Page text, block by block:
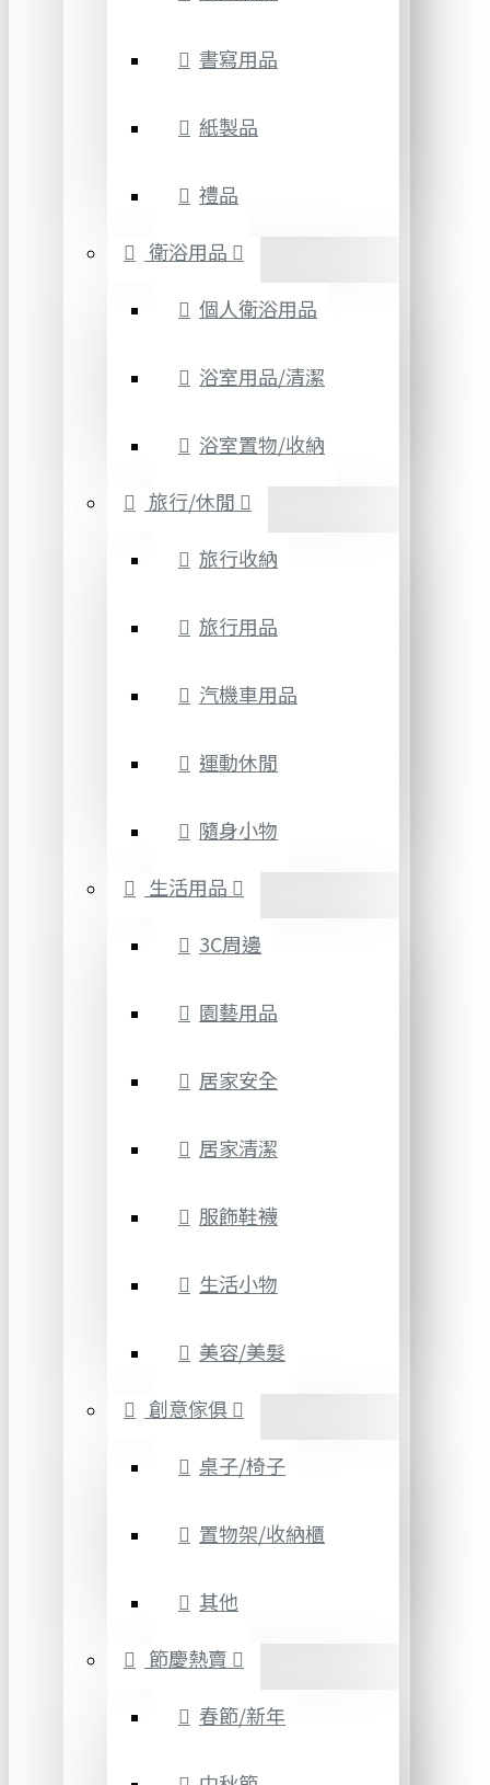
書寫用品
紙製品
禮品
衛浴用品
個人衛浴用品
浴室用品/清潔
浴室置物/收納
旅行/休閒
旅行收納
旅行用品
汽機車用品
運動休閒
隨身小物
生活用品
3C周邊
園藝用品
居家安全
居家清潔
服飾鞋襪
生活小物
美容/美髮
創意傢俱
桌子/椅子
置物架/收納櫃
其他
節慶熱賣
春節/新年